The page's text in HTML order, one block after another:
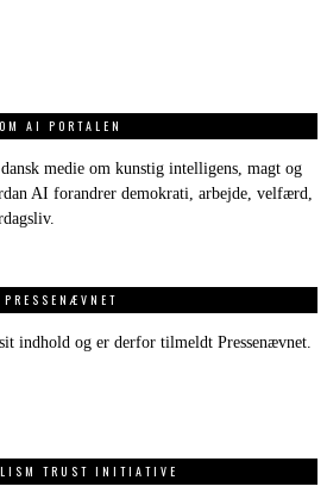
OM AI PORTALEN
medie om kunstig intelligens, magt og
AI forandrer demokrati, arbejde, velfærd,
PRESSENÆVNET
indhold og er derfor tilmeldt Pressenævnet.
TRUST INITIATIVE